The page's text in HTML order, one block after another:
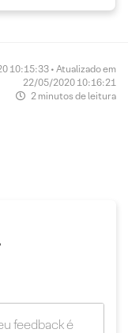
10:15:33 • Atualizado em
22/05/2020 10:16:21
2 minutos de leitura